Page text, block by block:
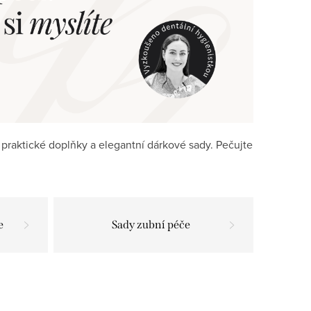
doplňky a elegantní dárkové sady. Pečujte
Sady zubní péče